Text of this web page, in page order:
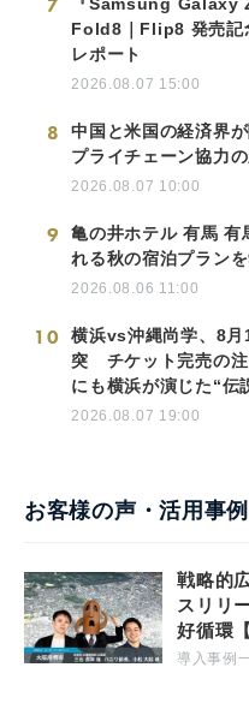
Fold8｜Flip8 発売記
レポート
2026.08.07 15:00
8
中国と米国の経済界
プライチェーン協力
2026.08.07 10:00
9
亀の井ホテル 有馬 有
れる秋の宿泊プラン
2026.08.06 11:00
10
横浜vs沖縄尚学、8月
突 チケット完売の
にも横浜が演じた“伝
2026.08.07 19:00
お客様の声・活用事例
戦略的
スリリ
好循環
導入事例